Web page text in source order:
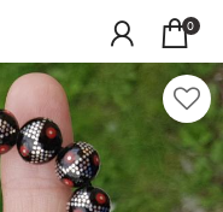
0